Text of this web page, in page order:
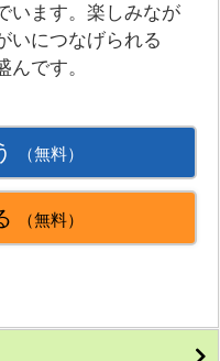
います。楽しみなが
いにつなげられる
んです。
（無料）
（無料）